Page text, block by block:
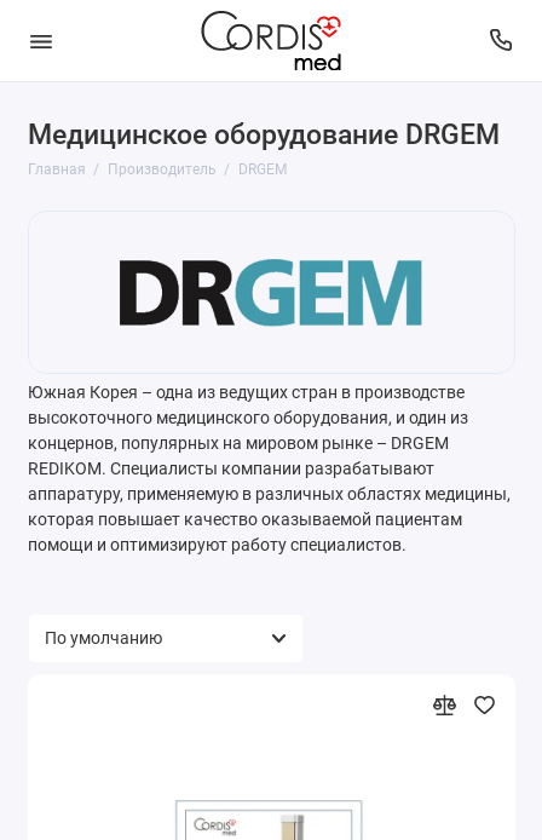
Медицинское оборудование DRGEM
Главная Производитель DRGEM
Южная Корея – одна из ведущих стран в производстве
высокоточного медицинского оборудования, и один из
концернов, популярных на мировом рынке – DRGEM
REDIKOM. Специалисты компании разрабатывают
аппаратуру, применяемую в различных областях медицины,
которая повышает качество оказываемой пациентам
помощи и оптимизируют работу специалистов.